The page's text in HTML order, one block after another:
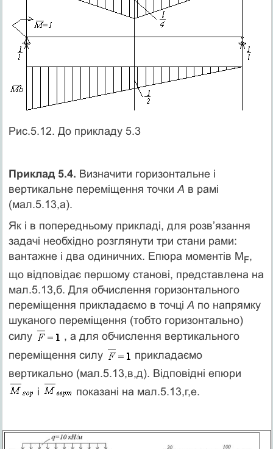
Рис.5.12. До прикладу 5.3
Приклад 5.4. Визначити горизонтальне і
вертикальне переміщення точки А в рамі
(мал.5.13,а).
Як і в попередньому прикладі, для розв’язання
задачі необхідно розглянути три стани рами:
вантажне і два одиничних. Епюра моментів MF,
що відповідає першому станові, представлена на
мал.5.13,б. Для обчислення горизонтального
переміщення прикладаємо в точці А по напрямку
шуканого переміщення (тобто горизонтально)
силу
, а для обчислення вертикального
переміщення силу
прикладаємо
вертикально (мал.5.13,в,д). Відповідні епюри
і
показані на мал.5.13,г,е.